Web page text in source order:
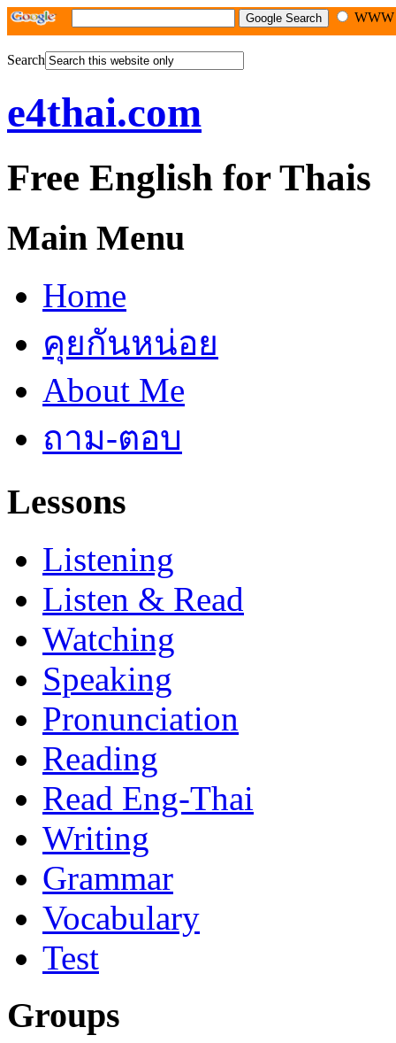
Search
e4thai.com
Free English for Thais
Main Menu
Home
คุยกันหน่อย
About Me
ถาม-ตอบ
Lessons
Listening
Listen & Read
Watching
Speaking
Pronunciation
Reading
Read Eng-Thai
Writing
Grammar
Vocabulary
Test
Groups